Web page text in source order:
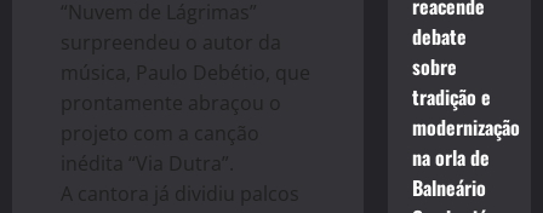
“Nuvem de Lágrimas”
surpreendeu o autor da
música, Paulo Debétio, que
prontamente abraçou o
projeto com a canção
inédita “Via Dutra”.
A cantora já dividiu palcos
reacende
debate
sobre
tradição e
modernização
na orla de
Balneário